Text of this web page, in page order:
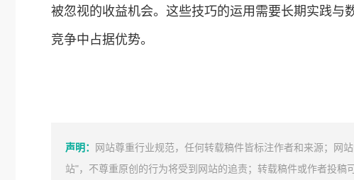
被忽视的收益机会。这些技巧的运用需要长期实践与
竞争中占据优势。
声明：
网站尊重行业规范，任何转载稿件皆标注作者和来源；网
站"，不尊重原创的行为将受到网站的追责；转载稿件或作者投稿